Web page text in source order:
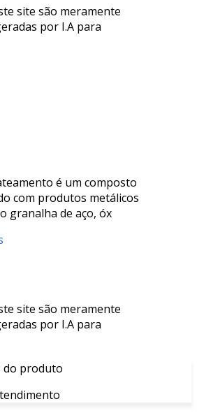
site são meramente
por I.A para
é um composto
com produtos metálicos
granalha de aço, óx
site são meramente
por I.A para
do produto